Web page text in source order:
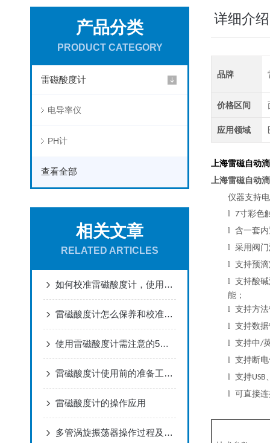
产品分类
PRODUCT CATEGORY
雷磁酸度计
电导率仪
PH计
查看全部
相关文章
RELATED ARTICLES
如何校准雷磁酸度计，使用需注意哪些事项？
雷磁酸度计怎么保养和校准呢？
使用雷磁酸度计需注意的5个要点，你不知道吗
雷磁酸度计使用前的准备工作以及测量流程
雷磁酸度计的操作应用
多管涡旋振荡器操作过程及使用注意事项
详细介绍
品牌
价格区间
应用领域
上海雷磁自动
上海雷磁自动
仪器支持
l 7寸彩色
l 含一套
l 采用阀
l 支持预
l 支持酸
能；
l 支持方
l 支持数
l 支持中/
l 支持断
l 支持USB
l 可直接